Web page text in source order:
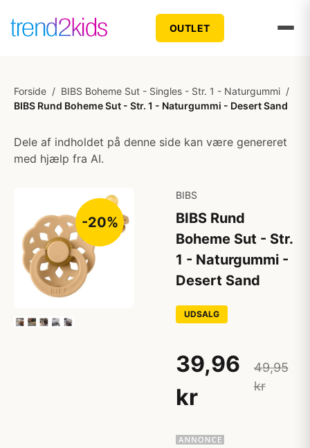
OUTLET
Forside / BIBS Boheme Sut - Singles - Str. 1 - Naturgummi /
BIBS Rund Boheme Sut - Str. 1 - Naturgummi - Desert Sand
Dele af indholdet på denne side kan være genereret
med hjælp fra AI.
-20%
BIBS
BIBS Rund
Boheme Sut - Str.
1 - Naturgummi -
Desert Sand
UDSALG
39,96
kr
49,95
kr